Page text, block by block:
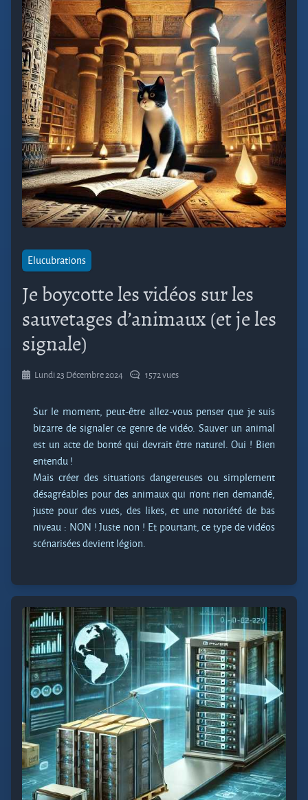
Elucubrations
Je boycotte les vidéos sur les
sauvetages d’animaux (et je les
signale)
Lundi 23 Décembre 2024 1572 vues
Sur le moment, peut-être allez-vous penser que je suis
bizarre de signaler ce genre de vidéo. Sauver un animal
est un acte de bonté qui devrait être naturel. Oui ! Bien
entendu !
Mais créer des situations dangereuses ou simplement
désagréables pour des animaux qui n’ont rien demandé,
juste pour des vues, des likes, et une notoriété de bas
niveau : NON ! Juste non ! Et pourtant, ce type de vidéos
scénarisées devient légion.